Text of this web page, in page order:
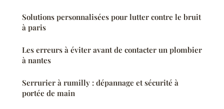
Solutions personnalisées pour lutter contre le bruit
à paris
Les erreurs à éviter avant de contacter un plombier
à nantes
Serrurier à rumilly : dépannage et sécurité à
portée de main